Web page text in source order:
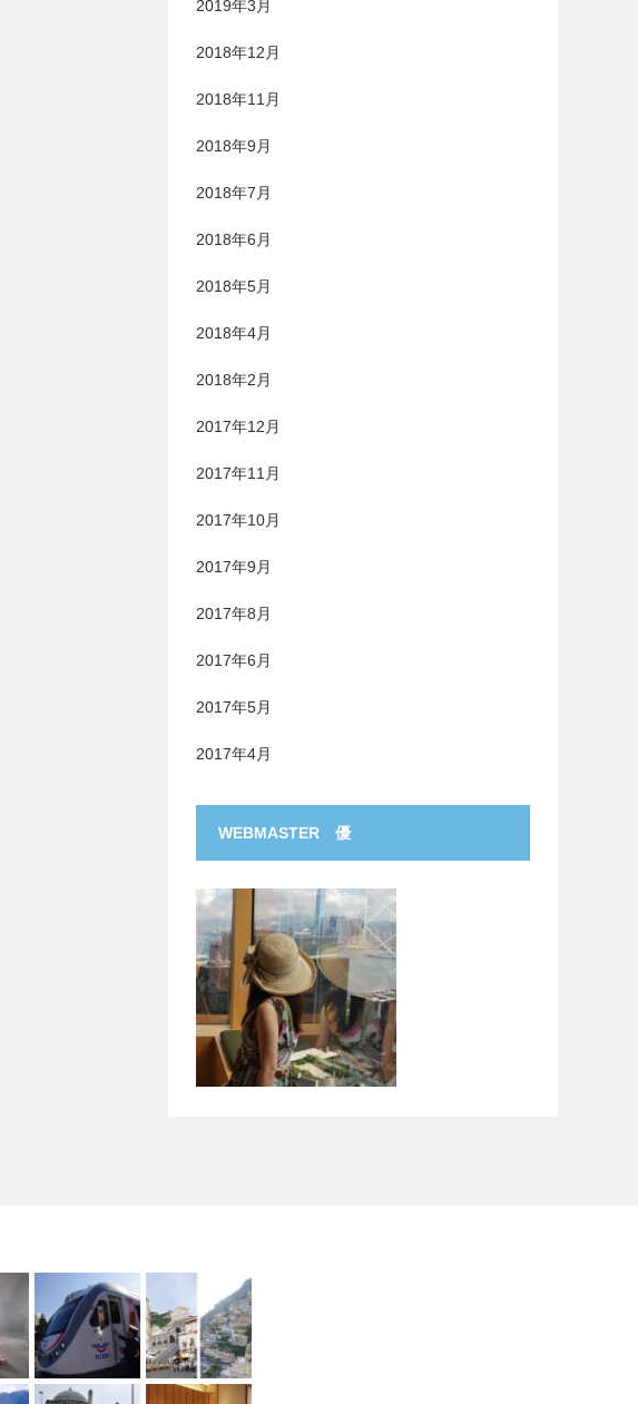
2019年3月
2018年12月
2018年11月
2018年9月
2018年7月
2018年6月
2018年5月
2018年4月
2018年2月
2017年12月
2017年11月
2017年10月
2017年9月
2017年8月
2017年6月
2017年5月
2017年4月
WEBMASTER 優